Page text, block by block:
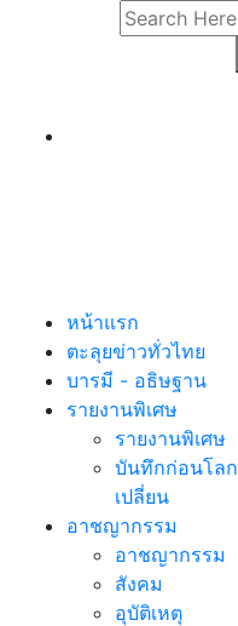
หน้าแรก
ตะลุยข่าวทั่วไทย
บารมี - อธิษฐาน
รายงานพิเศษ
รายงานพิเศษ
บันทึกก่อนโลก
เปลี่ยน
อาชญากรรม
อาชญากรรม
สังคม
อุบัติเหตุ